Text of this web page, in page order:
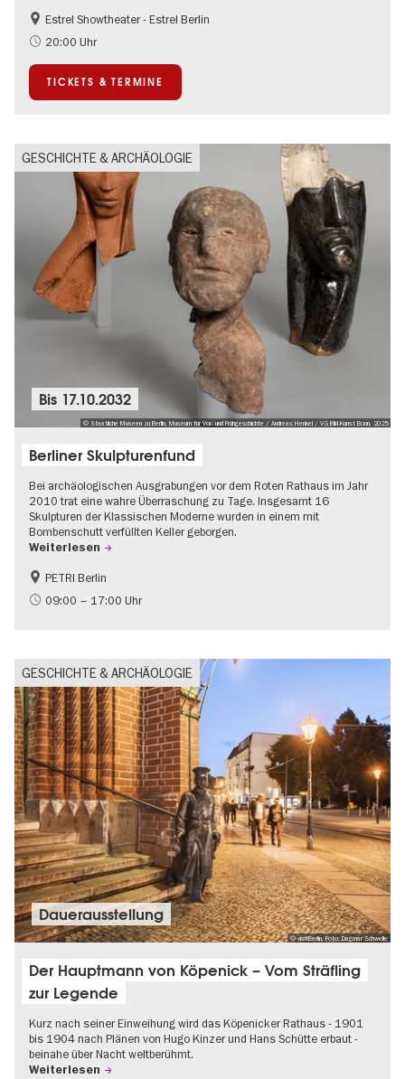
Barrierefrei
Musikstadt
Estrel Showtheater - Estrel Berlin
20:00 Uhr
TICKETS & TERMINE
GESCHICHTE & ARCHÄOLOGIE
© Staatliche Museen zu Berlin, Museum für Vor- und Frühgeschichte / Andreas Henkel / VG Bild-Kunst Bonn, 2025
Bis 17.10.2032
Berliner Skulpturenfund
Bei archäologischen Ausgrabungen vor dem Roten Rathaus im Jahr
2010 trat eine wahre Überraschung zu Tage. Insgesamt 16
Skulpturen der Klassischen Moderne wurden in einem mit
Bombenschutt verfüllten Keller geborgen.
Weiterlesen
NS-Geschichte
PETRI Berlin
09:00 – 17:00 Uhr
GESCHICHTE & ARCHÄOLOGIE
© visitBerlin, Foto: Dagmar Schwelle
Dauer­aus­stel­lung
Der Hauptmann von Köpenick – Vom Sträfling
zur Legende
Kurz nach seiner Einweihung wird das Köpenicker Rathaus - 1901
bis 1904 nach Plänen von Hugo Kinzer und Hans Schütte erbaut -
beinahe über Nacht weltberühmt.
Weiterlesen